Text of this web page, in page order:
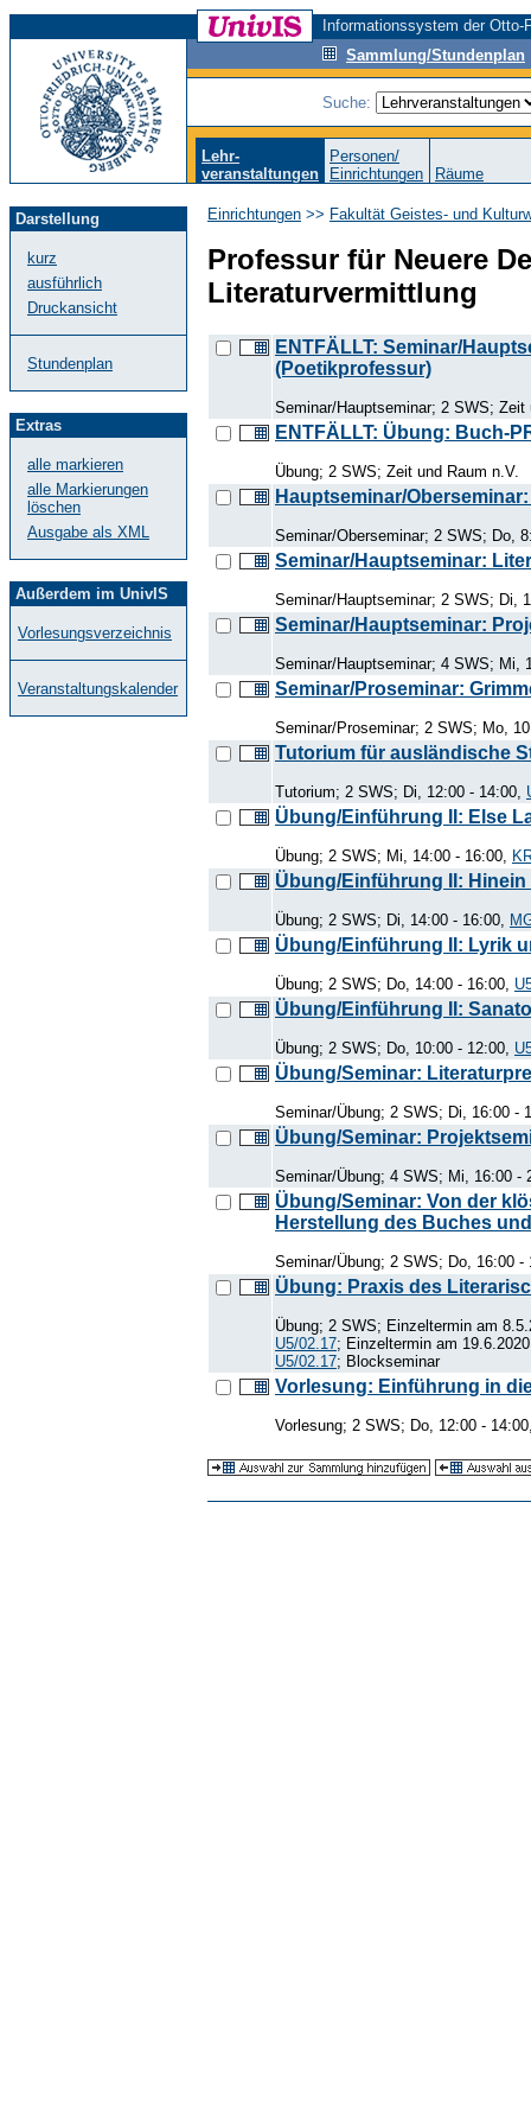
Informationssystem der
Sammlung/Stundenplan
Suche:
Lehr-
veranstaltungen
Personen/
Einrichtungen
Räume
Darstellung
kurz
ausführlich
Druckansicht
Stundenplan
Extras
alle markieren
alle Markierungen
löschen
Ausgabe als XML
Außerdem im UnivIS
Vorlesungsverzeichnis
Veranstaltungskalender
Einrichtungen >> Fakultät Geistes- und
Professur für Neuere
Literaturvermittlung
ENTFÄLLT: Seminar/
(Poetikprofessur)
Seminar/Hauptseminar; 2 SWS; Zeit
ENTFÄLLT: Übung: Buch-
Übung; 2 SWS; Zeit und Raum n.V.
Hauptseminar/
Seminar/Oberseminar; 2 SWS; Do,
Seminar/Hauptseminar:
Seminar/Hauptseminar; 2 SWS; Di,
Seminar/Hauptseminar:
Seminar/Hauptseminar; 4 SWS; Mi,
Seminar/Proseminar:
Seminar/Proseminar; 2 SWS; Mo,
Tutorium für ausländische
Tutorium; 2 SWS; Di, 12:00 - 14:00,
Übung/Einführung II: Else
Übung; 2 SWS; Mi, 14:00 - 16:00,
Übung/Einführung II:
Übung; 2 SWS; Di, 14:00 - 16:00,
Übung/Einführung II: Lyrik
Übung; 2 SWS; Do, 14:00 - 16:00,
Übung/Einführung II:
Übung; 2 SWS; Do, 10:00 - 12:00,
Übung/Seminar:
Seminar/Übung; 2 SWS; Di, 16:00 -
Übung/Seminar:
Seminar/Übung; 4 SWS; Mi, 16:00 -
Übung/Seminar: Von der
Herstellung des Buches
Seminar/Übung; 2 SWS; Do, 16:00
Übung: Praxis des
Übung; 2 SWS; Einzeltermin am
U5/02.17; Einzeltermin am
U5/02.17; Blockseminar
Vorlesung: Einführung in
Vorlesung; 2 SWS; Do, 12:00 -